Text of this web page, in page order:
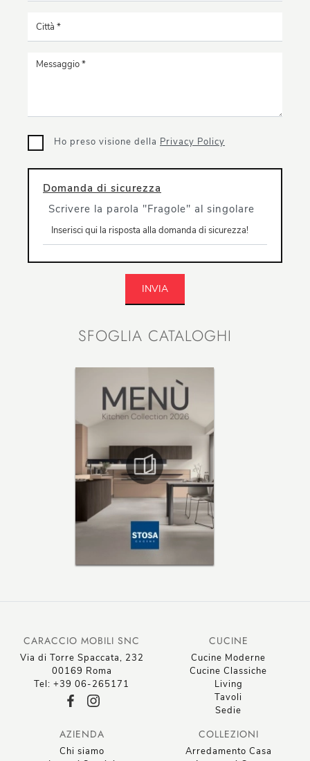
SFOGLIA CATALOGHI
Ho preso visione della Privacy Policy
Domanda di sicurezza
Scrivere la parola "Fragole" al singolare
INVIA
CARACCIO MOBILI SNC
Via di Torre Spaccata, 232
00169 Roma
Tel: +39 06-265171
CUCINE
Cucine Moderne
Cucine Classiche
Living
Tavoli
Sedie
AZIENDA
Chi siamo
COLLEZIONI
Arredamento Casa